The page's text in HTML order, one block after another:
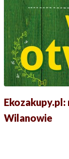
Wilanowie